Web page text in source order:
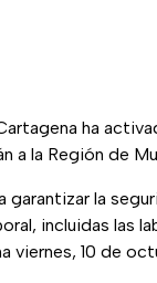
ha
a la Región de
la
incluidas las
viernes, 10 de